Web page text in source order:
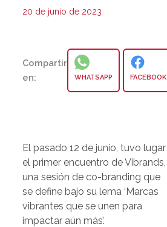
20 de junio de 2023
Compartir
en:
WHATSAPP FACEBOOK
El pasado 12 de junio, tuvo lugar
el primer encuentro de Vibrands,
una sesión de co-branding que
se define bajo su lema ‘Marcas
vibrantes que se unen para
impactar aún más’.